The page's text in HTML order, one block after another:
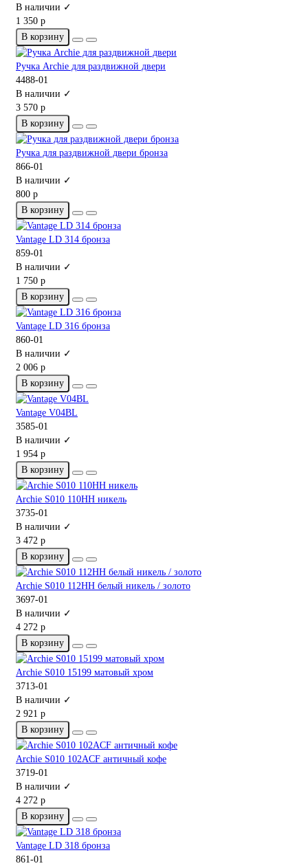
В наличии ✓
1 350 р
В корзину
Ручка Archie для раздвижной двери
4488-01
В наличии ✓
3 570 р
В корзину
Ручка для раздвижной двери бронза
866-01
В наличии ✓
800 р
В корзину
Vantage LD 314 бронза
859-01
В наличии ✓
1 750 р
В корзину
Vantage LD 316 бронза
860-01
В наличии ✓
2 006 р
В корзину
Vantage V04BL
3585-01
В наличии ✓
1 954 р
В корзину
Archie S010 110HH никель
3735-01
В наличии ✓
3 472 р
В корзину
Archie S010 112HH белый никель / золото
3697-01
В наличии ✓
4 272 р
В корзину
Archie S010 15199 матовый хром
3713-01
В наличии ✓
2 921 р
В корзину
Archie S010 102ACF античный кофе
3719-01
В наличии ✓
4 272 р
В корзину
Vantage LD 318 бронза
861-01